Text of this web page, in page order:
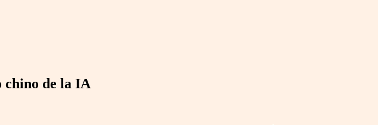
chino de la IA